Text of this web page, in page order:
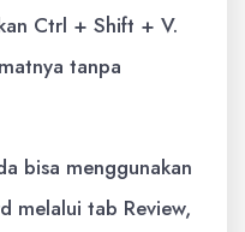
Ctrl + Shift + V.
tanpa
bisa menggunakan
melalui tab Review,